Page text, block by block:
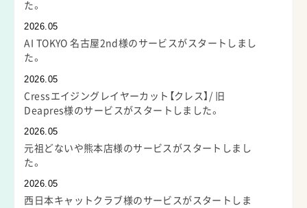
た。
2026.05
AI TOKYO 名古屋2nd様のサービスがスタートしまし
た。
2026.05
Cressエイジングレイヤーカット【クレス】/ 旧
Deapres様のサービスがスタートしました。
2026.05
元祖どないや熊本店様のサービスがスタートしまし
た。
2026.05
西日本キャットクラブ様のサービスがスタートしま